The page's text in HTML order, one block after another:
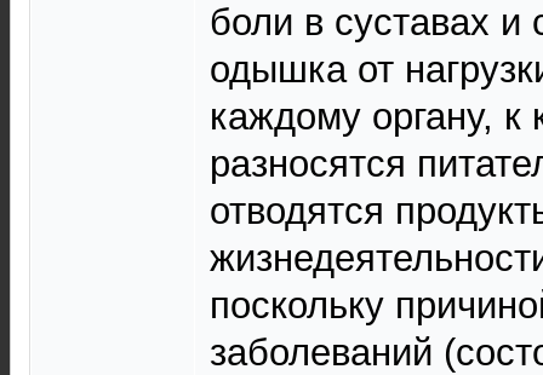
боли в суставах и
одышка от
каждому органу, к
разносятся
отводятся
поскольку
заболеваний